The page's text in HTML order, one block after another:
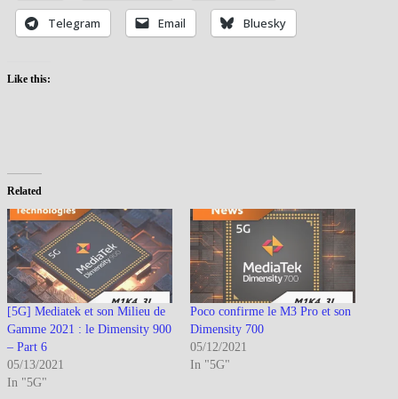
Telegram Email Bluesky
Like this:
Related
[5G] Mediatek et son Milieu de
Gamme 2021 : le Dimensity 900
– Part 6
05/13/2021
In "5G"
Poco confirme le M3 Pro et son
Dimensity 700
05/12/2021
In "5G"